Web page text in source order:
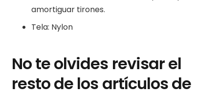
amortiguar tirones.
Tela: Nylon
No te olvides revisar el
resto de los artículos de